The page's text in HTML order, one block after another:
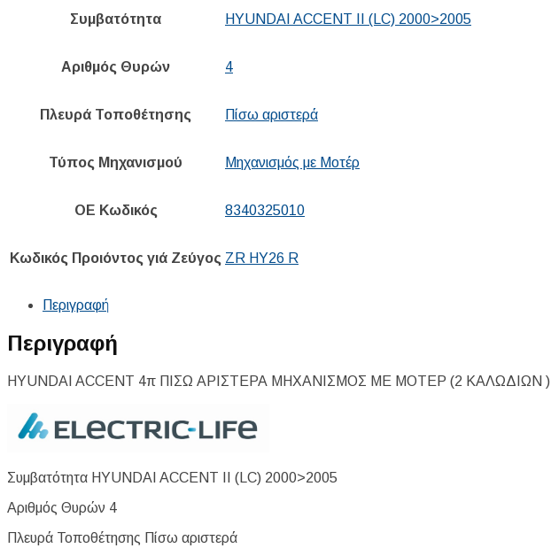
Συμβατότητα HYUNDAI ACCENT II (LC) 2000>2005
Αριθμός Θυρών 4
Πλευρά Τοποθέτησης Πίσω αριστερά
Τύπος Μηχανισμού Μηχανισμός με Μοτέρ
ΟΕ Κωδικός 8340325010
Κωδικός Προιόντος γιά Ζεύγος ZR HY26 R
Περιγραφή
Περιγραφή
HYUNDAI ACCENT 4π ΠΙΣΩ ΑΡΙΣΤΕΡΑ ΜΗΧANIΣΜΟΣ ΜΕ ΜΟΤΕΡ (2 ΚΑΛΩΔΙΩΝ )
Συμβατότητα HYUNDAI ACCENT II (LC) 2000>2005
Αριθμός Θυρών 4
Πλευρά Τοποθέτησης Πίσω αριστερά